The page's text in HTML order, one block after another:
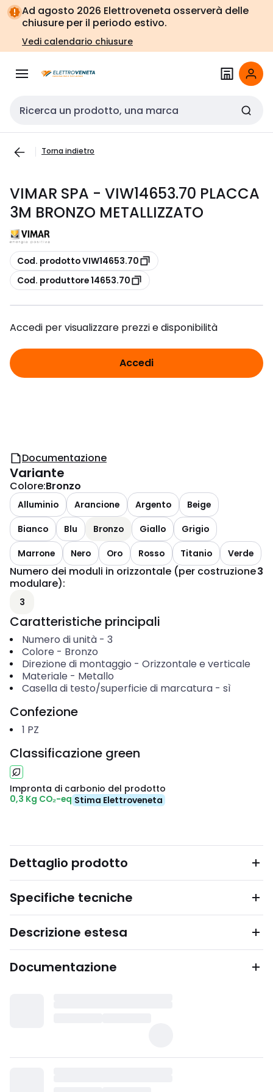
Vai alla
navigazione
Vai
alla
pagina
Ad agosto 2026 Elettroveneta osserverà delle
chiusure per il periodo estivo.
Vedi calendario chiusure
Cerca input
Torna indietro
VIMAR SPA - VIW14653.70 PLACCA
3M BRONZO METALLIZZATO
copia
Cod. prodotto VIW14653.70
copia
Cod. produttore 14653.70
Accedi per visualizzare prezzi e disponibilità
Accedi
Documentazione
Variante
Colore:Bronzo
Alluminio Arancione Argento
Beige
Bianco
Blu Bronzo Giallo
Grigio
Marrone
Nero Oro Rosso Titanio Verde
Numero dei moduli in orizzontale (per costruzione
modulare):
3
3
Caratteristiche principali
Numero di unità- 3
Colore - Bronzo
Direzione di montaggio - Orizzontale e verticale
Materiale - Metallo
Casella di testo/superficie di marcatura- sì
Confezione
1 PZ
Classificazione green
Impronta di carbonio del prodotto
0,3 Kg CO₂-eq Stima Elettroveneta
Dettaglio prodotto
Specifiche tecniche
Descrizione estesa
Documentazione